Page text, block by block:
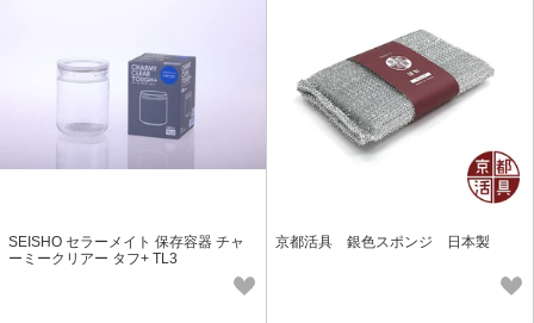
SEISHO セラーメイト 保存容器 チャ
ーミークリアー タフ+ TL3
京都活具 銀色スポンジ 日本製